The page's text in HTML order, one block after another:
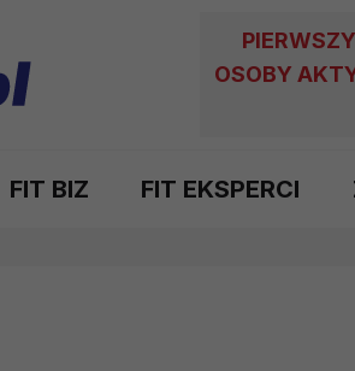
OSOBY
FIT BIZ FIT EKSPERCI